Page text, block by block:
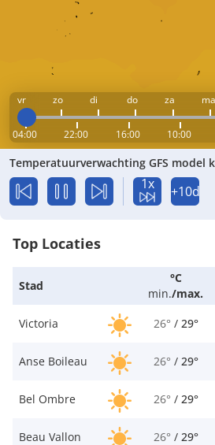
vr zo di do za ma
04:00 22:00 16:00 10:00
Temperatuurverwachting GFS model
1x +10d
Top Locaties
Stad
°C
min./max.
Victoria
26° / 29°
Anse Boileau 26° / 29°
Bel Ombre 26° / 29°
Beau Vallon 26° / 29°